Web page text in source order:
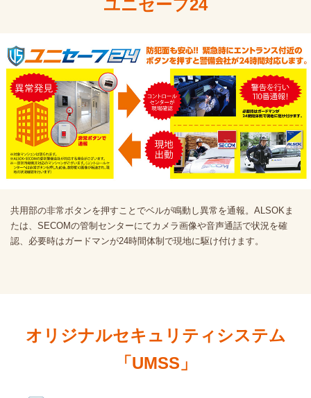
ユニセーフ24
共用部の非常ボタンを押すことでベルが鳴動し異常を通報。ALSOKま
たは、SECOMの管制センターにてカメラ画像や音声通話で状況を確
認、必要時はガードマンが24時間体制で現地に駆け付けます。
オリジナルセキュリティシステム
「UMSS」